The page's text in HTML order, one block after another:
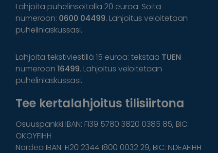
Lahjoita puhelinsoitolla 20 euroa: Soita
numeroon: 0600 04499. Lahjoitus veloitetaan
puhelinlaskussasi.
Lahjoita tekstiviestillä 15 euroa: tekstaa TUEN
numeroon 16499. Lahjoitus veloitetaan
puhelinlaskussasi.
Tee kertalahjoitus tilisiirtona
Osuuspankki IBAN: FI39 5780 3820 0385 85, BIC:
OKOYFIHH
Nordea IBAN: FI20 2344 1800 0032 29, BIC: NDEAFIHH